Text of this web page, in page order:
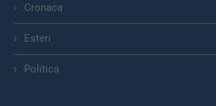
Cronaca
Esteri
Politica